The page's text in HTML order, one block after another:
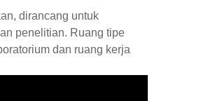
dirancang untuk
penelitian. Ruang tipe
dan ruang kerja